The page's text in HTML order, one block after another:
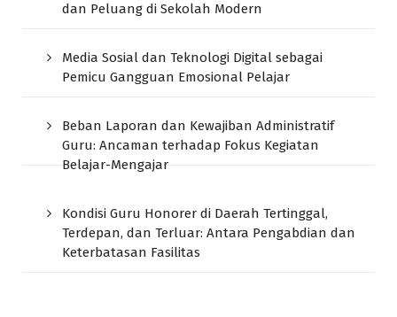
dan Peluang di Sekolah Modern
Media Sosial dan Teknologi Digital sebagai
Pemicu Gangguan Emosional Pelajar
Beban Laporan dan Kewajiban Administratif
Guru: Ancaman terhadap Fokus Kegiatan
Belajar-Mengajar
Kondisi Guru Honorer di Daerah Tertinggal,
Terdepan, dan Terluar: Antara Pengabdian dan
Keterbatasan Fasilitas